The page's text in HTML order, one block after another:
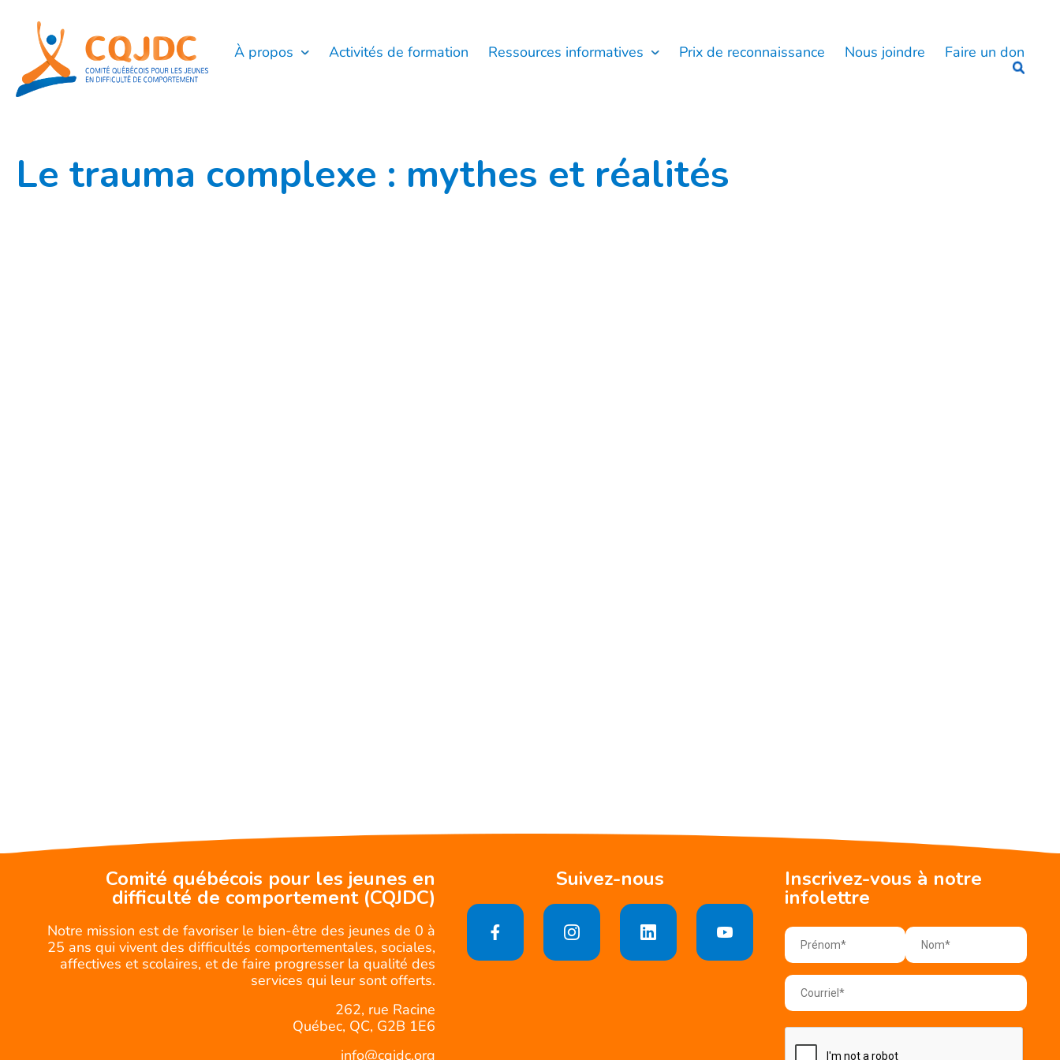
contenu
À propos Activités de formation Ressources informatives Prix de reconnaissance Nous joindre Faire un don
Le trauma complexe : mythes et réalités
Comité québécois pour les jeunes en
difficulté de comportement (CQJDC)
Notre mission est de favoriser le bien-être des jeunes de 0 à
25 ans qui vivent des difficultés comportementales, sociales,
affectives et scolaires, et de faire progresser la qualité des
services qui leur sont offerts.
262, rue Racine
Québec, QC, G2B 1E6
info@cqjdc.org
Suivez-nous Inscrivez-vous à notre
infolettre